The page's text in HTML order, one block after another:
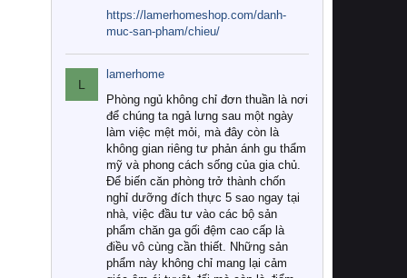
https://lamerhomeshop.com/danh-
muc-san-pham/chieu/
L
lamerhome
Phòng ngủ không chỉ đơn thuần là nơi
để chúng ta ngả lưng sau một ngày
làm việc mệt mỏi, mà đây còn là
không gian riêng tư phản ánh gu thẩm
mỹ và phong cách sống của gia chủ.
Để biến căn phòng trở thành chốn
nghỉ dưỡng đích thực 5 sao ngay tại
nhà, việc đầu tư vào các bộ sản
phẩm chăn ga gối đệm cao cấp là
điều vô cùng cần thiết. Những sản
phẩm này không chỉ mang lại cảm